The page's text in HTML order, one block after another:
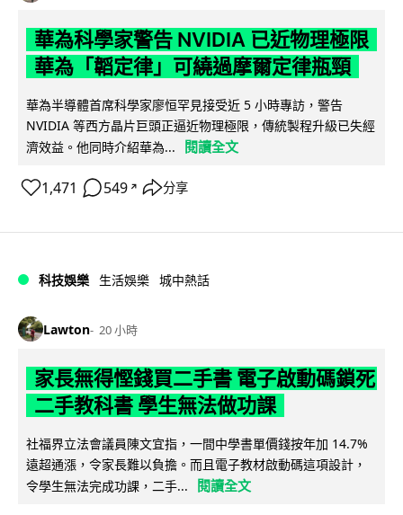
華為科學家警告 NVIDIA 已近物理極限
華為「韜定律」可繞過摩爾定律瓶頸
華為半導體首席科學家廖恒罕見接受近 5 小時專訪，警告
NVIDIA 等西方晶片巨頭正逼近物理極限，傳統製程升級已失經
濟效益。他同時介紹華為...
閱讀全文
1,471 549 ↗ 分享
科技娛樂 生活娛樂 城中熱話
Lawton 20 小時
家長無得慳錢買二手書 電子啟動碼鎖死
二手教科書 學生無法做功課
社福界立法會議員陳文宜指，一間中學書單價錢按年加 14.7%
遠超通漲，令家長難以負擔。而且電子教材啟動碼這項設計，
令學生無法完成功課，二手...
閱讀全文